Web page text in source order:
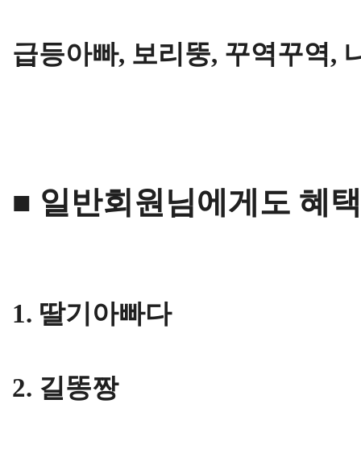
급등아빠, 보리뚱, 꾸역꾸역,
■ 일반회원님에게도 혜
1. 딸기아빠다
2. 길똥짱